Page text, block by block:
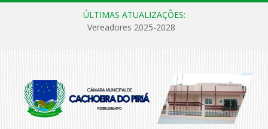
ÚLTIMAS ATUALIZAÇÕES:
Vereadores 2025-2028